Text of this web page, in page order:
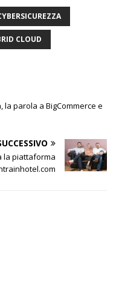
CLOUD
la parola a BigCommerce e
la piattaforma